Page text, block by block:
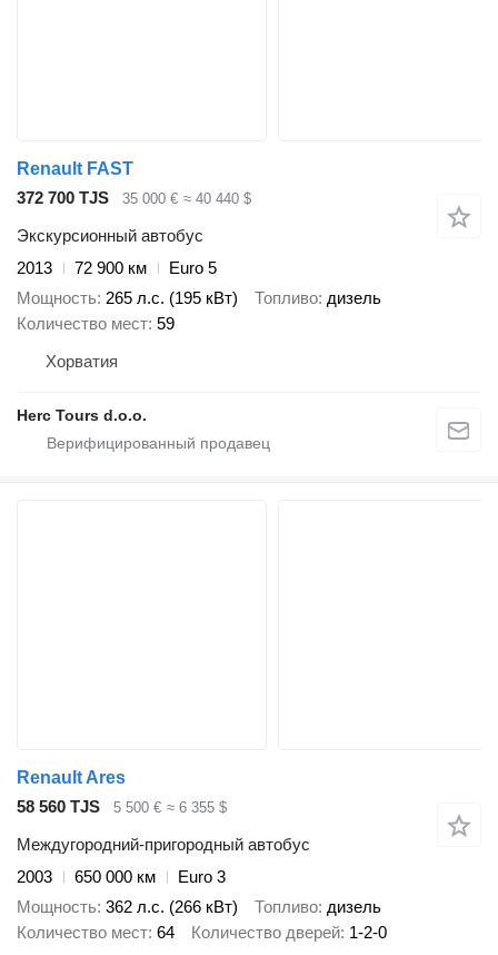
Renault FAST
372 700 TJS
35 000 € ≈ 40 440 $
Экскурсионный автобус
2013
72 900 км
Euro 5
Мощность 265 л.с. (195 кВт) Топливо дизель
Количество мест 59
Хорватия
Herc Tours d.o.o.
Renault Ares
58 560 TJS
5 500 € ≈ 6 355 $
Междугородний-пригородный автобус
2003
650 000 км
Euro 3
Мощность 362 л.с. (266 кВт) Топливо дизель
Количество мест 64 Количество дверей 1-2-0